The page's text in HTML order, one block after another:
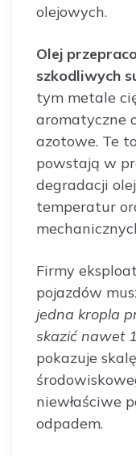
olejowych.
Olej
szkodliwych
tym metale
aromatyczne
azotowe. Te
powstają w
degradacji
temperatur
Firmy
pojazdów
jedna kropla
skazić nawet
pokazuje
niewłaściwe
odpadem.